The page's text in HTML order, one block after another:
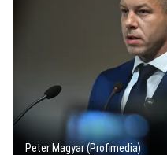
Peter Magyar (Profimedia)